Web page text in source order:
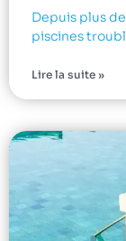
Depuis plus
piscines
Lire la suite »